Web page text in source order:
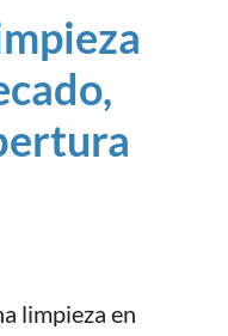
limpieza en